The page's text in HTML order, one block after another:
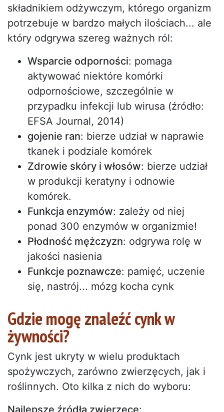
składnikiem odżywczym, którego organizm
potrzebuje w bardzo małych ilościach... ale
który odgrywa szereg ważnych ról:
Wsparcie odporności: pomaga
aktywować niektóre komórki
odpornościowe, szczególnie w
przypadku infekcji lub wirusa (źródło:
EFSA Journal, 2014)
gojenie ran: bierze udział w naprawie
tkanek i podziale komórek
Zdrowie skóry i włosów: bierze udział
w produkcji keratyny i odnowie
komórek.
Funkcja enzymów: zależy od niej
ponad 300 enzymów w organizmie!
Płodność mężczyzn: odgrywa rolę w
jakości nasienia
Funkcje poznawcze: pamięć, uczenie
się, nastrój... mózg kocha cynk
Gdzie mogę znaleźć cynk w
żywności?
Cynk jest ukryty w wielu produktach
spożywczych, zarówno zwierzęcych, jak i
roślinnych. Oto kilka z nich do wyboru: